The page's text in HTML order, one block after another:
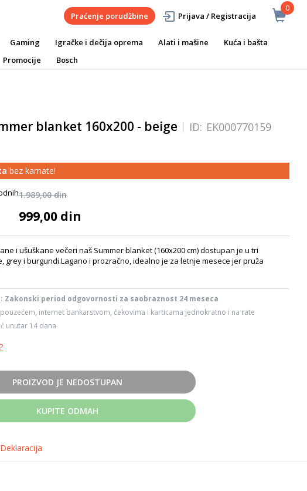
0
Praćenje porudžbine Prijava / Registracija
Gaming Igračke i dečija oprema Alati i mašine
Kuća i bašta
Promocije Bosch
blanket 160x200 - beige ID: EK000770159
bez kamate!
1.989,00 din
999,00 din
i ušuškane večeri naš Summer blanket (160x200 cm) dostupan je u tri
grey i burgundi.Lagano i prozračno, idealno je za letnje mesece jer pruža
Zakonski period odgovornosti za saobraznost 24 meseca
internet bankarstvom, čekovima i karticama jednokratno i na rate
unutar 14 dana
PROIZVOD JE NEDOSTUPAN
KUPITE ODMAH
Deklaracija